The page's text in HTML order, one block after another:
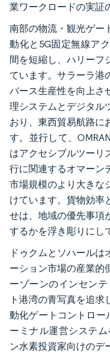
業ワークロードの実証
南部の物流・観光ゲー
動化と5G固定無線ア
間を短縮し、ハリーフ
ています。サラーラ港
バース生産性を向上さ
理システムとデジタル
おり、東西貿易航路に
す。並行して、
はアクセシブルツーリ
行に関連するオマーン
市場規模のより大きな
けています。貨物効率
せは、地域の優先事項
するかを浮き彫りにし
ドゥクムとソハールは
ーション市場の産業的
ーゾーンのインセン
ト港湾の青写真を追
動化ゲートコントロー
ーミナル運営システ
ン水素投資家向けのデ